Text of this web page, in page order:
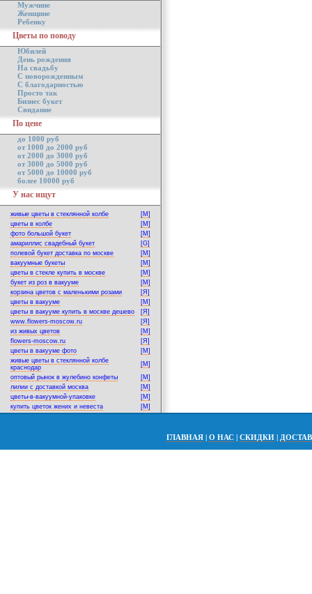
Мужчине
Женщине
Ребенку
Цветы по поводу
Юбилей
День рождения
На свадьбу
С новорожденным
С благодарностью
Просто так
Бизнес букет
Свидание
По цене
до 1000 руб
от 1000 до 2000 руб
от 2000 до 3000 руб
от 3000 до 5000 руб
от 5000 до 10000 руб
более 10000 руб
У нас ищут
живые цветы в стеклянной колбе
[M]
цветы в колбе
[M]
фото большой букет
[M]
амариллис свадебный букет
[G]
полевой букет доставка по москве
[M]
вакуумные букеты
[M]
цветы в стекле купить в москве
[M]
букет из роз в вакууме
[M]
корзина цветов с маленькими розами
[Я]
цветы в вакууме
[M]
цветы в вакууме купить в москве дешево
[Я]
www.flowers-moscow.ru
[Я]
из живых цветов
[M]
flowers-moscow.ru
[Я]
цветы в вакууме фото
[M]
живые цветы в стеклянной колбе
краснодар
[M]
оптовый рынок в жулебино конфеты
[M]
лилии с доставкой москва
[M]
цветы-в-вакуумной-упаковке
[M]
купить цветок жених и невеста
[M]
ГЛАВНАЯ | О НАС | СКИДКИ |